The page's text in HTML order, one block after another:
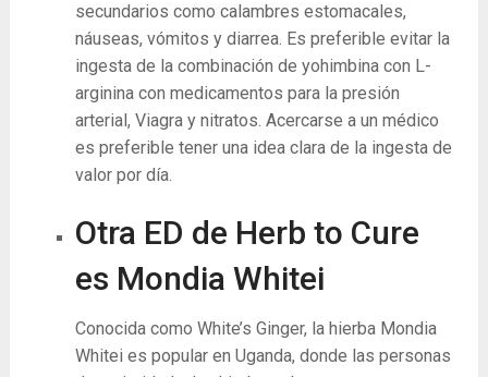
secundarios como calambres estomacales,
náuseas, vómitos y diarrea. Es preferible evitar la
ingesta de la combinación de yohimbina con L-
arginina con medicamentos para la presión
arterial, Viagra y nitratos. Acercarse a un médico
es preferible tener una idea clara de la ingesta de
valor por día.
Otra ED de Herb to Cure
es Mondia Whitei
Conocida como White’s Ginger, la hierba Mondia
Whitei es popular en Uganda, donde las personas